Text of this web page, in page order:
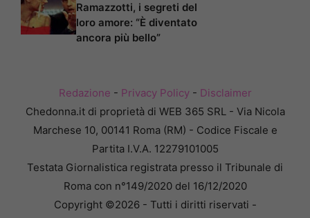
Ramazzotti, i segreti del
loro amore: “È diventato
ancora più bello”
Redazione - Privacy Policy- Disclaimer
Chedonna.it di proprietà di WEB 365 SRL - Via Nicola
Marchese 10, 00141 Roma (RM) - Codice Fiscale e
Partita I.V.A. 12279101005
Testata Giornalistica registrata presso il Tribunale di
Roma con n°149/2020 del 16/12/2020
Copyright ©2026 - Tutti i diritti riservati -